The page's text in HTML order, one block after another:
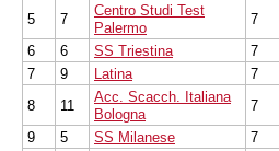
5
7
Centro Studi Test
Palermo
7
6
6 SS Triestina 7
7
9 Latina 7
8
11
Acc. Scacch. Italiana
Bologna
7
9
5 SS Milanese 7